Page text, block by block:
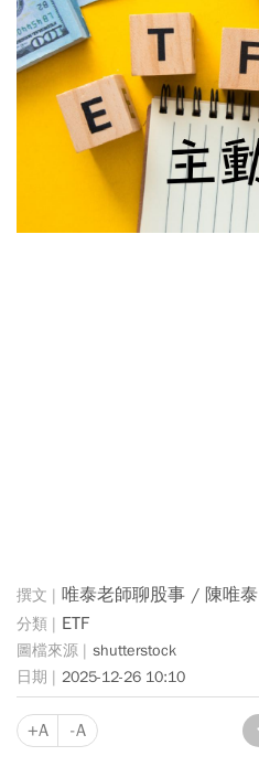
唯泰老師聊股事 / 陳唯泰
ETF
shutterstock
2025-12-26 10:10
+A -A